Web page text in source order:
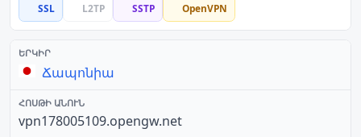
SSL L2TP SSTP OpenVPN
Ճապոնիա
vpn178005109.opengw.net